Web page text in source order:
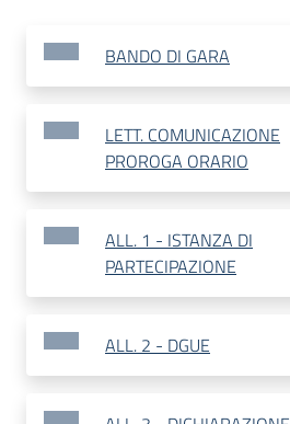
BANDO DI GARA
LETT. COMUNICAZIONE
PROROGA ORARIO
ALL. 1 - ISTANZA DI
PARTECIPAZIONE
ALL. 2 - DGUE